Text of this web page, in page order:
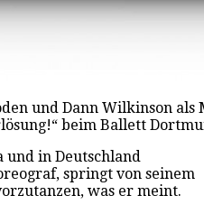
und Dann Wilkinson
beim Ballett
und in Deutschland
springt von seinem
was er meint.